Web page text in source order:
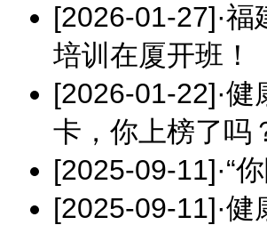
[2026-01-27]·福
培训在厦开班！
[2026-01-22]·健
卡，你上榜了吗
[2025-09-11]·“
[2025-09-11]·健